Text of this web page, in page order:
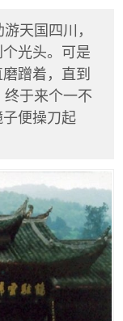
天国四川，
光头。可是
蹭着，直到
于来个一不
便操刀起